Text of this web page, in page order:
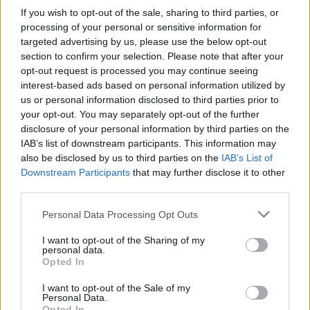
If you wish to opt-out of the sale, sharing to third parties, or
processing of your personal or sensitive information for
targeted advertising by us, please use the below opt-out
section to confirm your selection. Please note that after your
opt-out request is processed you may continue seeing
interest-based ads based on personal information utilized by
us or personal information disclosed to third parties prior to
your opt-out. You may separately opt-out of the further
disclosure of your personal information by third parties on the
IAB’s list of downstream participants. This information may
also be disclosed by us to third parties on the IAB’s List of
Downstream Participants that may further disclose it to other
Please note that this website/app uses one or more Google
not limited to your visit or usage behaviour. You may click to
grant or deny consent to Google and its third-party tags to
use your data for below specified purposes in below Google
consent section.
Personal Data Processing Opt Outs
I want to opt-out of the Sharing of my
personal data.
Opted In
I want to opt-out of the Sale of my
Personal Data.
— Attiki Odos Traffic (@aodostraffic)May 13, 2026
Την ίδια εικόνα θα αντιμετωπίσουν και όσοι
βρίσκονται στηλεωφόρο Αθηνώνόπου το κύριο
πρόβλημα εντοπίζονται από το Χαϊδάρι έως και τον
Σκαραμαγκά.
Στο κέντροτης πρωτεύουσας, οι οδηγοί κινούνται
με χαμηλές ταχύτητες στις λεωφόρους βασιλέως
λεωφόρο Αλεξάνδρας,τμηματικά υπάρχει
δυσχέρεια.